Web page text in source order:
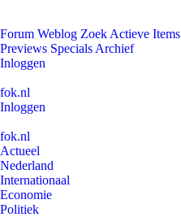
Forum Weblog Zoek Actieve Items
Previews Specials Archief
Inloggen
fok.nl
Inloggen
fok.nl
Actueel
Nederland
Internationaal
Economie
Politiek